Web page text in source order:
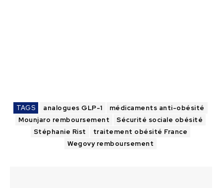
TAGS analogues GLP-1
médicaments anti-obésité
Mounjaro remboursement
Sécurité sociale obésité
Stéphanie Rist
traitement obésité France
Wegovy remboursement